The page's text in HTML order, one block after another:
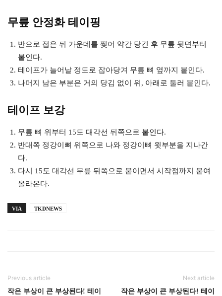
무릎 안정화 테이핑
반으로 접은 뒤 가운데를 찢어 약간 당긴 후 무릎 뒷면부터
붙인다.
테이프가 늘어날 정도로 잡아당겨 무릎 뼈 옆까지 붙인다.
나머지 남은 부분은 거의 당김 없이 위, 아래로 둘러 붙인다.
테이프 보강
무릎 뼈 위부터 15도 대각선 뒤쪽으로 붙인다.
반대쪽 정강이뼈 위쪽으로 나와 정강이뼈 윗부분을 지나간
다.
다시 15도 대각선 무릎 뒤쪽으로 붙이면서 시작점까지 붙여
올라온다.
VIA TKDNEWS
Previous article
작은 부상이 큰 부상된다! 테이
Next article
작은 부상이 큰 부상된다! 테이